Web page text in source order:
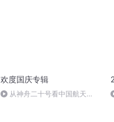
欢度国庆专辑
从神舟二十号看中国航天